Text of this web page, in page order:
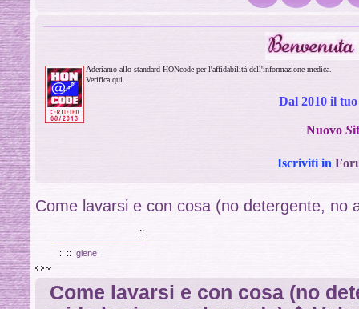
Aderiamo allo standard HONcode per l'affidabilità dell'informazione medica.
Verifica qui.
Dal 2010 il
Nuovo S
Iscriviti in
Come lavarsi e con cosa (no detergente,
::
:: :: Igiene
Come lavarsi e con cosa (no